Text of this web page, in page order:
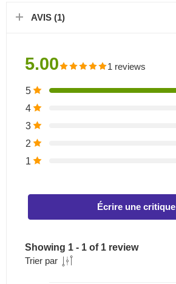
AVIS (1)
5.00 1 reviews
5
4
3
2
1
Écrire une critique
Showing 1 - 1 of 1 review
Trier par